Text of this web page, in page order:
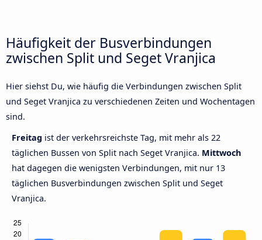
Häufigkeit der Busverbindungen
zwischen Split und Seget Vranjica
Hier siehst Du, wie häufig die Verbindungen zwischen Split
und Seget Vranjica zu verschiedenen Zeiten und Wochentagen
sind.
Freitag ist der verkehrsreichste Tag, mit mehr als 22
täglichen Bussen von Split nach Seget Vranjica. Mittwoch
hat dagegen die wenigsten Verbindungen, mit nur 13
täglichen Busverbindungen zwischen Split und Seget
Vranjica.